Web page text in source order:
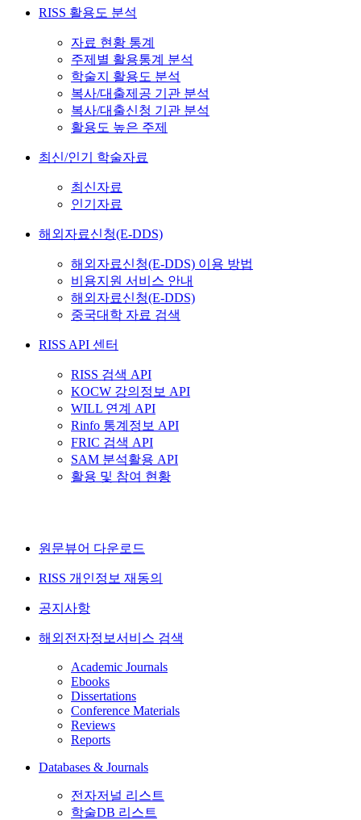
RISS 활용도 분석
자료 현황 통계
주제별 활용통계 분석
학술지 활용도 분석
복사/대출제공 기관 분석
복사/대출신청 기관 분석
활용도 높은 주제
최신/인기 학술자료
최신자료
인기자료
해외자료신청(E-DDS)
해외자료신청(E-DDS) 이용 방법
비용지원 서비스 안내
해외자료신청(E-DDS)
중국대학 자료 검색
RISS API 센터
RISS 검색 API
KOCW 강의정보 API
WILL 연계 API
Rinfo 통계정보 API
FRIC 검색 API
SAM 분석활용 API
활용 및 참여 현황
원문뷰어 다운로드
RISS 개인정보 재동의
공지사항
해외전자정보서비스 검색
Academic Journals
Ebooks
Dissertations
Conference Materials
Reviews
Reports
Databases & Journals
전자저널 리스트
학술DB 리스트